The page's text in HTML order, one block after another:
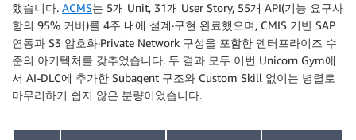
했습니다. ACMS는 5개 Unit, 31개 User Story, 55개 API(기능 요구사
항의 95% 커버)를 4주 내에 설계·구현 완료했으며, CMIS 기반 SAP
연동과 S3 암호화·Private Network 구성을 포함한 엔터프라이즈 수
준의 아키텍처를 갖추었습니다. 두 결과 모두 이번 Unicorn Gym에
서 AI-DLC에 추가한 Subagent 구조와 Custom Skill 없이는 병렬로
마무리하기 쉽지 않은 분량이었습니다.